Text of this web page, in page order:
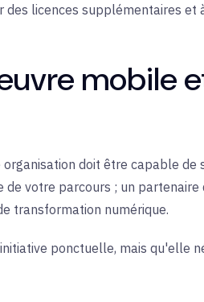
licences supplémentaires
mobile
doit être capable de
votre parcours ; un partenaire
transformation numérique.
ponctuelle, mais qu'elle